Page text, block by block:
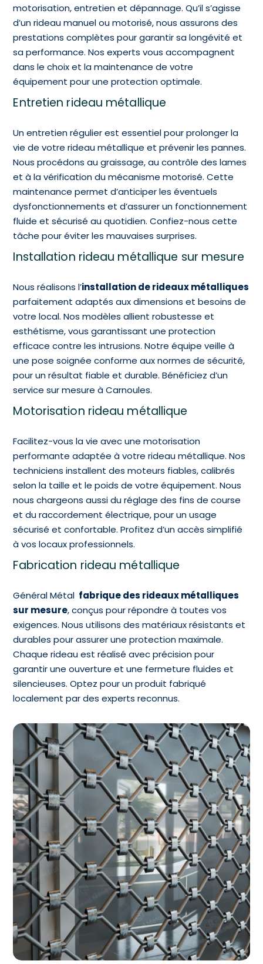
motorisation, entretien et dépannage. Qu’il s’agisse
d’un rideau manuel ou motorisé, nous assurons des
prestations complètes pour garantir sa longévité et
sa performance. Nos experts vous accompagnent
dans le choix et la maintenance de votre
équipement pour une protection optimale.
Entretien rideau métallique
Un entretien régulier est essentiel pour prolonger la
vie de votre rideau métallique et prévenir les pannes.
Nous procédons au graissage, au contrôle des lames
et à la vérification du mécanisme motorisé. Cette
maintenance permet d’anticiper les éventuels
dysfonctionnements et d’assurer un fonctionnement
fluide et sécurisé au quotidien. Confiez-nous cette
tâche pour éviter les mauvaises surprises.
Installation rideau métallique sur mesure
Nous réalisons l’installation de rideaux métalliques
parfaitement adaptés aux dimensions et besoins de
votre local. Nos modèles allient robustesse et
esthétisme, vous garantissant une protection
efficace contre les intrusions. Notre équipe veille à
une pose soignée conforme aux normes de sécurité,
pour un résultat fiable et durable. Bénéficiez d’un
service sur mesure à Carnoules.
Motorisation rideau métallique
Facilitez-vous la vie avec une motorisation
performante adaptée à votre rideau métallique. Nos
techniciens installent des moteurs fiables, calibrés
selon la taille et le poids de votre équipement. Nous
nous chargeons aussi du réglage des fins de course
et du raccordement électrique, pour un usage
sécurisé et confortable. Profitez d’un accès simplifié
à vos locaux professionnels.
Fabrication rideau métallique
Général Métal fabrique des rideaux métalliques
sur mesure, conçus pour répondre à toutes vos
exigences. Nous utilisons des matériaux résistants et
durables pour assurer une protection maximale.
Chaque rideau est réalisé avec précision pour
garantir une ouverture et une fermeture fluides et
silencieuses. Optez pour un produit fabriqué
localement par des experts reconnus.